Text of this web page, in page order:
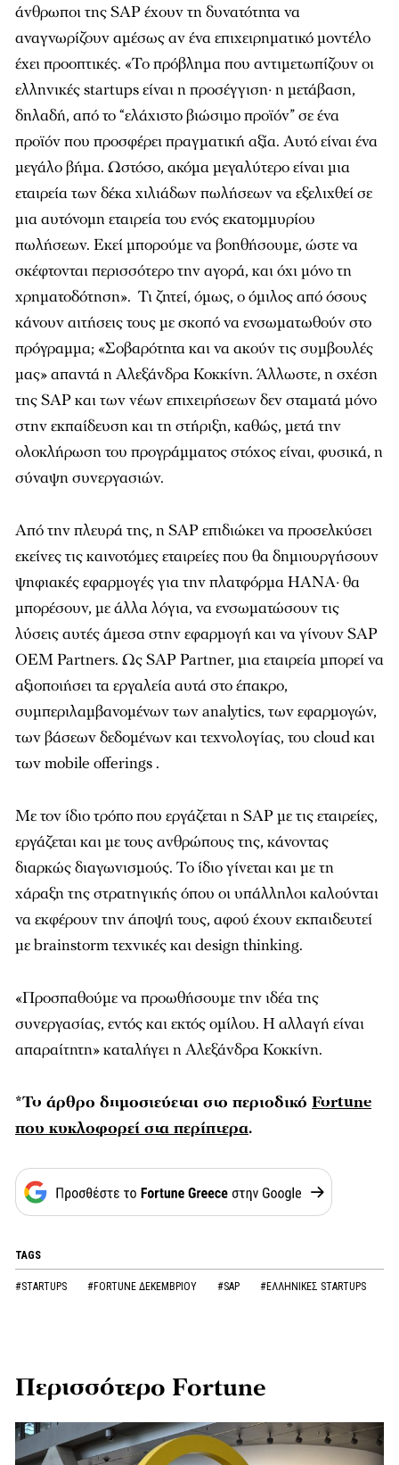
άνθρωποι της SAP έχουν τη δυνατότητα να
αναγνωρίζουν αµέσως αν ένα επιχειρηµατικό µοντέλο
έχει προοπτικές. «Το πρόβληµα που αντιµετωπίζουν οι
ελληνικές startups είναι η προσέγγιση· η µετάβαση,
δηλαδή, από το “ελάχιστο βιώσιµο προϊόν” σε ένα
προϊόν που προσφέρει πραγµατική αξία. Αυτό είναι ένα
µεγάλο βήµα. Ωστόσο, ακόµα µεγαλύτερο είναι µια
εταιρεία των δέκα χιλιάδων πωλήσεων να εξελιχθεί σε
µια αυτόνοµη εταιρεία του ενός εκατοµµυρίου
πωλήσεων. Εκεί µπορούµε να βοηθήσουµε, ώστε να
σκέφτονται περισσότερο την αγορά, και όχι µόνο τη
χρηµατοδότηση». Τι ζητεί, όµως, ο όµιλος από όσους
κάνουν αιτήσεις τους µε σκοπό να ενσωµατωθούν στο
πρόγραµµα; «Σοβαρότητα και να ακούν τις συµβουλές
µας» απαντά η Αλεξάνδρα Κοκκίνη. Άλλωστε, η σχέση
της SAP και των νέων επιχειρήσεων δεν σταµατά µόνο
στην εκπαίδευση και τη στήριξη, καθώς, µετά την
ολοκλήρωση του προγράµµατος στόχος είναι, φυσικά, η
σύναψη συνεργασιών.
Από την πλευρά της, η SAP επιδιώκει να προσελκύσει
εκείνες τις καινοτόµες εταιρείες που θα δηµιουργήσουν
ψηφιακές εφαρµογές για την πλατφόρµα ΗΑΝΑ· θα
µπορέσουν, µε άλλα λόγια, να ενσωµατώσουν τις
λύσεις αυτές άµεσα στην εφαρµογή και να γίνουν SAP
OEM Partners. Ως SAP Partner, µια εταιρεία µπορεί να
αξιοποιήσει τα εργαλεία αυτά στο έπακρο,
συµπεριλαµβανοµένων των analytics, των εφαρµογών,
των βάσεων δεδοµένων και τεχνολογίας, του cloud και
των mobile offerings .
Με τον ίδιο τρόπο που εργάζεται η SAP µε τις εταιρείες,
εργάζεται και µε τους ανθρώπους της, κάνοντας
διαρκώς διαγωνισµούς. Το ίδιο γίνεται και µε τη
χάραξη της στρατηγικής όπου οι υπάλληλοι καλούνται
να εκφέρουν την άποψή τους, αφού έχουν εκπαιδευτεί
µε brainstorm τεχνικές και design thinking.
«Προσπαθούµε να προωθήσουµε την ιδέα της
συνεργασίας, εντός και εκτός οµίλου. Η αλλαγή είναι
απαραίτητη» καταλήγει η Αλεξάνδρα Κοκκίνη.
*To άρθρο δημοσιεύεται στο περιοδικό Fortune
που κυκλοφορεί στα περίπτερα.
TAGS
#STARTUPS #FORTUNE ΔΕΚΕΜΒΡΙΟΥ #SAP #ΕΛΛΗΝΙΚΕΣ STARTUPS
Περισσότερο Fortune